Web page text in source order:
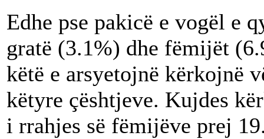
Edhe pse pakicë e vogël e
gratë (3.1%) dhe fëmijët
këtë e arsyetojnë kërkojnë
këtyre çështjeve. Kujdes
i rrahjes së fëmijëve prej